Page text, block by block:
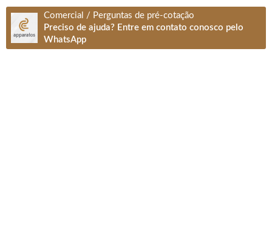
Comercial / Perguntas de pré-cotação
Preciso de ajuda? Entre em contato conosco pelo
WhatsApp